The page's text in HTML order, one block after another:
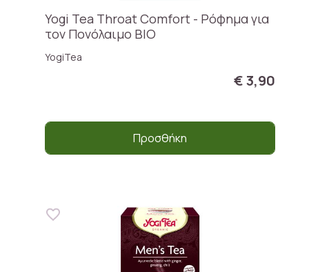
Yogi Tea Throat Comfort - Ρόφημα για
τον Πονόλαιμο BIO
YogiTea
€ 3,90
Προσθήκη